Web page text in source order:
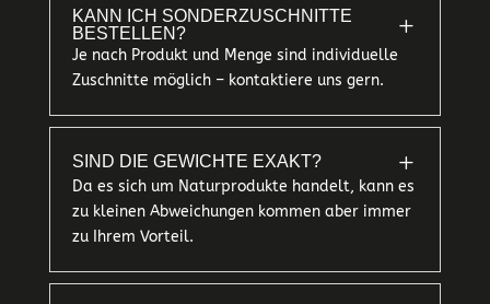
KANN ICH SONDERZUSCHNITTE
BESTELLEN?
L
Je nach Produkt und Menge sind individuelle
Zuschnitte möglich – kontaktiere uns gern.
SIND DIE GEWICHTE EXAKT? L
Da es sich um Naturprodukte handelt, kann es
zu kleinen Abweichungen kommen aber immer
zu Ihrem Vorteil.